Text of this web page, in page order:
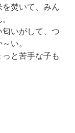
焚いて、みん
いがして、つ
い。
と苦手な子も